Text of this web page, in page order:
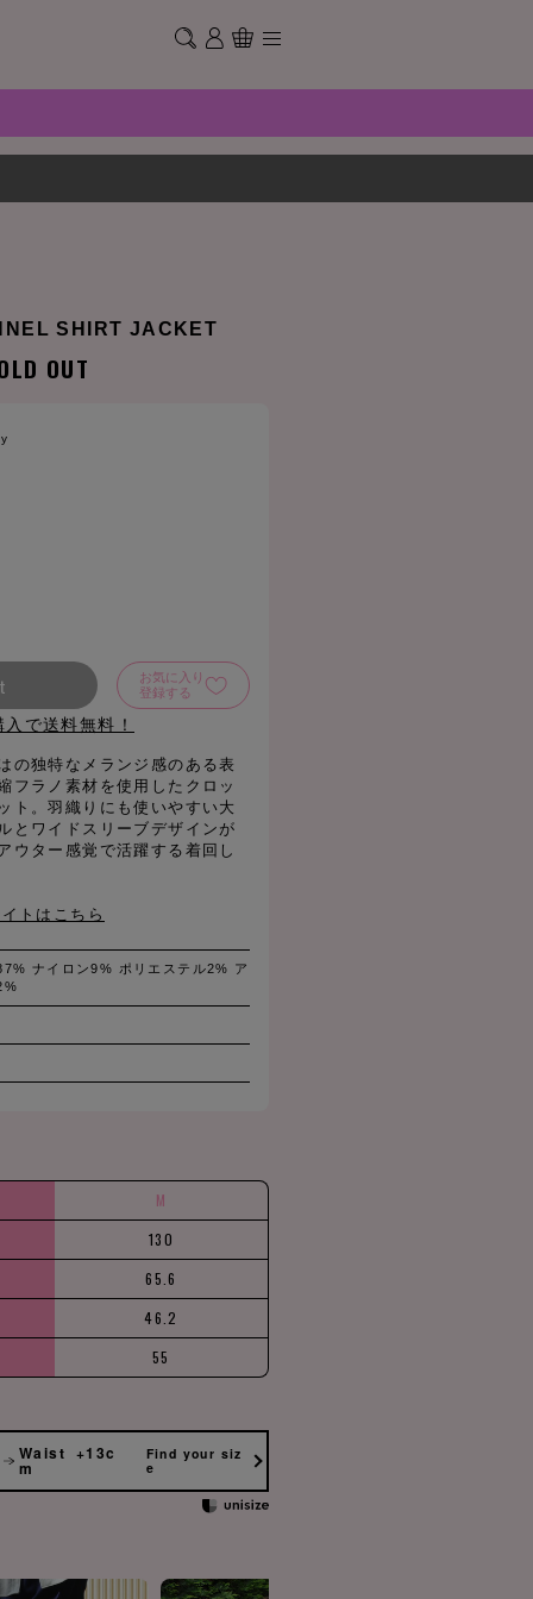
SHIRT JACKET
OUT
お気に入り
登録する
で送料無料！
の独特なメランジ感のある表
フラノ素材を使用したクロッ
ト。羽織りにも使いやすい大
とワイドスリーブデザインが
ウター感覚で活躍する着回し
トはこちら
ナイロン9% ポリエステル2% ア
M
130
65.6
46.2
55
Waist +13c
m
Find your siz
e